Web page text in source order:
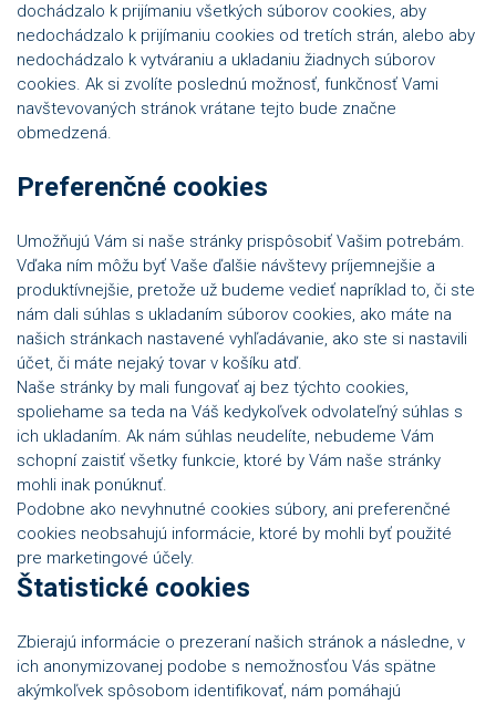
dochádzalo k prijímaniu všetkých súborov cookies, aby
nedochádzalo k prijímaniu cookies od tretích strán, alebo aby
nedochádzalo k vytváraniu a ukladaniu žiadnych súborov
cookies. Ak si zvolíte poslednú možnosť, funkčnosť Vami
navštevovaných stránok vrátane tejto bude značne
obmedzená.
Preferenčné cookies
Umožňujú Vám si naše stránky prispôsobiť Vašim potrebám.
Vďaka ním môžu byť Vaše ďalšie návštevy príjemnejšie a
produktívnejšie, pretože už budeme vedieť napríklad to, či ste
nám dali súhlas s ukladaním súborov cookies, ako máte na
našich stránkach nastavené vyhľadávanie, ako ste si nastavili
účet, či máte nejaký tovar v košíku atď.
Naše stránky by mali fungovať aj bez týchto cookies,
spoliehame sa teda na Váš kedykoľvek odvolateľný súhlas s
ich ukladaním. Ak nám súhlas neudelíte, nebudeme Vám
schopní zaistiť všetky funkcie, ktoré by Vám naše stránky
mohli inak ponúknuť.
Podobne ako nevyhnutné cookies súbory, ani preferenčné
cookies neobsahujú informácie, ktoré by mohli byť použité
pre marketingové účely.
Štatistické cookies
Zbierajú informácie o prezeraní našich stránok a následne, v
ich anonymizovanej podobe s nemožnosťou Vás spätne
akýmkoľvek spôsobom identifikovať, nám pomáhajú